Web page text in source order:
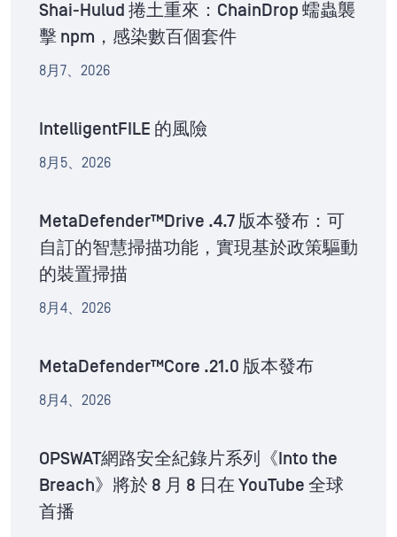
Shai-Hulud 捲土重來：ChainDrop 蠕蟲襲
擊 npm，感染數百個套件
8月7、2026
IntelligentFILE 的風險
8月5、2026
MetaDefender™Drive .4.7 版本發布：可
自訂的智慧掃描功能，實現基於政策驅動
的裝置掃描
8月4、2026
MetaDefender™Core .21.0 版本發布
8月4、2026
OPSWAT網路安全紀錄片系列《Into the
Breach》將於 8 月 8 日在 YouTube 全球
首播